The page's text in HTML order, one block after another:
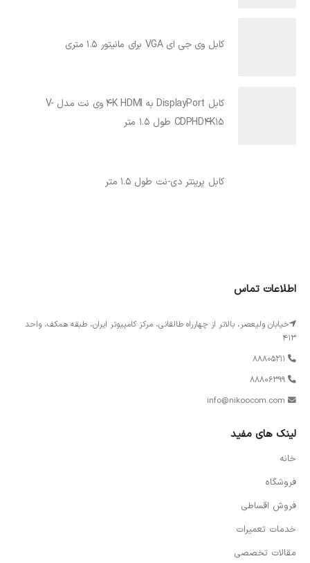
کابل وی جی ای VGA برای مانیتور 1.5 متری
کابل DisplayPort به 4K HDMI وی نت مدل V-
CDPHD4K15 طول 1.5 متر
کابل پرینتر دی-نت طول 1.5 متر
اطلاعات تماس
خیابان ولیعصر، بالاتر از چهارراه طالقانی، مرکز کامپیوتر ایران، طبقه همکف، واحد
413
88805211
88806399
info@nikoocom.com
لینک های مفید
خانه
فروشگاه
فروش اقساطی
خدمات تعمیرات
مقالات تخصصی